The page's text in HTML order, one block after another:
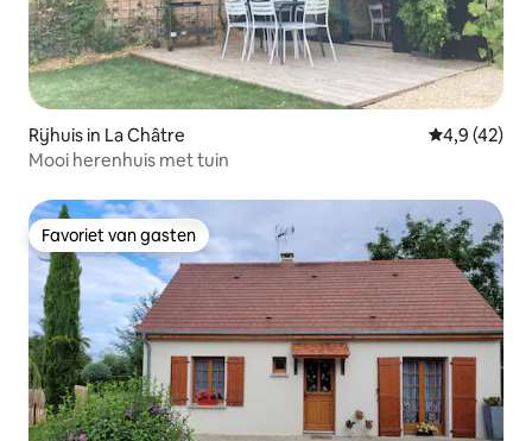
Rijhuis in La Châtre
4,9 (42)
Mooi herenhuis met tuin
Favoriet van gasten
Favoriet van gasten